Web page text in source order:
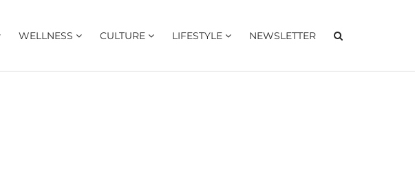
WELLNESS CULTURE LIFESTYLE NEWSLETTER